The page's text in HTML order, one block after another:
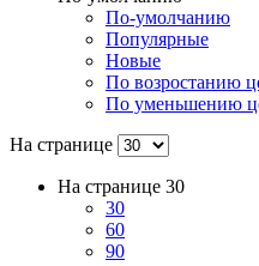
По-умолчанию
Популярные
Новые
По возростанию
По уменьшению
На странице
На странице 30
30
60
90